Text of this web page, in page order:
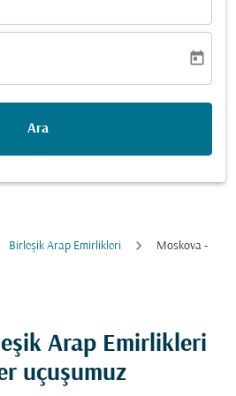
label
today
Ara
Birleşik Arap Emirlikleri
Moskova -
Arap Emirlikleri
uçuşumuz